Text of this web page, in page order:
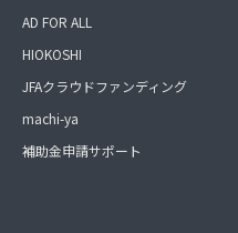
AD FOR ALL
HIOKOSHI
JFAクラウドファンディング
machi-ya
補助金申請サポート